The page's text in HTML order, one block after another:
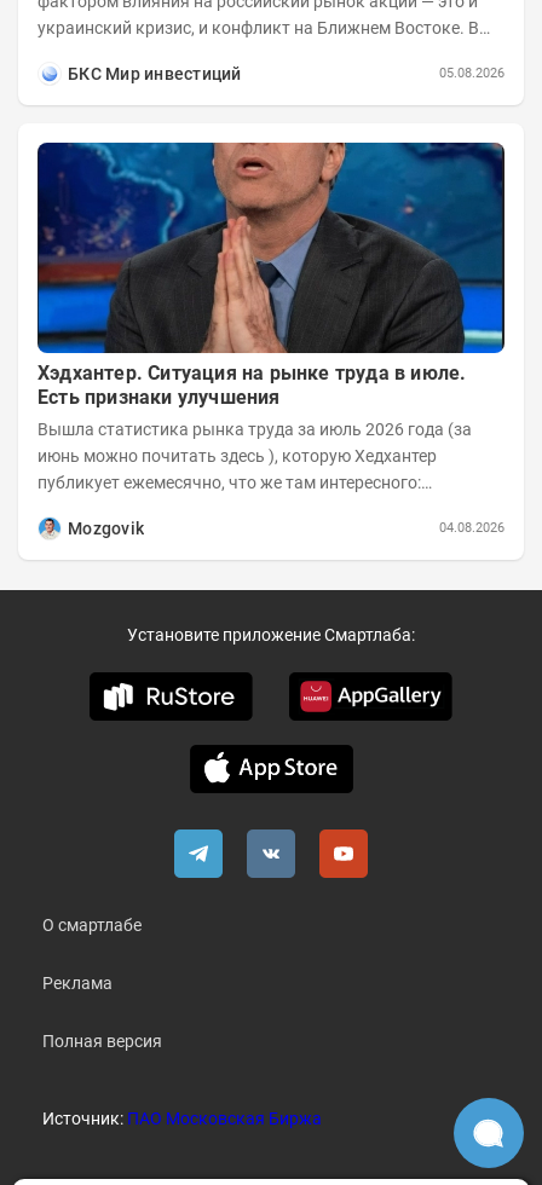
украинский кризис, и конфликт на Ближнем Востоке. В
БКС Мир инвестиций
05.08.2026
Хэдхантер. Ситуация на рынке труда в июле.
Есть признаки улучшения
Вышла статистика рынка труда за июль 2026 года (за
июнь можно почитать здесь ), которую Хедхантер
публикует ежемесячно, что же там интересного:
Mozgovik
04.08.2026
Установите приложение Смартлаба:
О смартлабе
Реклама
Полная версия
Источник: ПАО Московская Биржа